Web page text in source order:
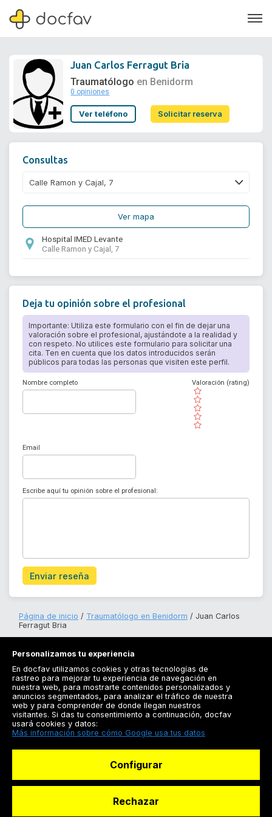
Soporte
Juan Carlos Ferragut Bria
Traumatólogo en Benidorm
0 opiniones
Ver teléfono Solicitar reserva
Consultas
Ver mapa
Hospital IMED Levante
Calle Ramon y Cajal, 7
Deja tu opinión sobre el profesional
Importante: Utiliza este formulario con el fin de dejar una
valoración sobre el profesional, ajustándote a la realidad y
con respeto. No utilices este formulario para solicitar una
cita. Ten en cuenta que los datos introducidos serán
públicos para todas las personas que visiten este perfil.
Nombre completo
( )
( )
( )
( )
( )
Valoración (rating)
Email
Escribe aquí tu opinión sobre el profesional:
Enviar reseña
Página de inicio Traumatólogo en Benidorm
Juan Carlos
Ferragut Bria
Registrarse
Docfav
Personalizamos tu experiencia
En docfav utilizamos cookies y otras tecnologías de
rastreo para mejorar tu experiencia de navegación en
nuestra web, para mostrarte contenidos personalizados y
anuncios segmentados, para analizar el tráfico de nuestra
web y para comprender de donde llegan nuestros
visitantes. Si das tu consentimiento a continuación, docfav
usará cookies y datos:
Más información sobre cómo Google usa tus datos
Configurar
Rechazar